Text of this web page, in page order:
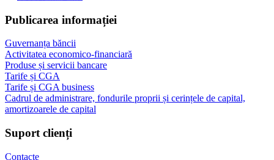
Publicarea informației
Guvernanța băncii
Activitatea economico-financiară
Produse și servicii bancare
Tarife și CGA
Tarife și CGA business
Cadrul de administrare, fondurile proprii și cerințele de capital,
amortizoarele de capital
Suport clienți
Contacte